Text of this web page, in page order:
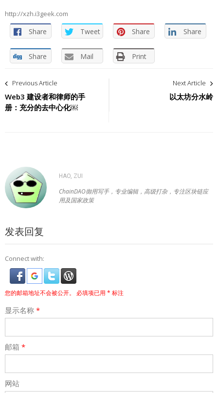
http://xzh.i3geek.com
Share Tweet Share Share
Share Mail Print
文
章
导
Previous Article
Web3 建设者和律师的手
册：充分的去中心化￼
Next Article
以太坊分水岭
HAO, ZUI
ChainDAO御用写手，专业编辑，高级打杂，专注区块链应
用及国家政策
发表回复
Connect with:
您的邮箱地址不会被公开。 必填项已用 * 标注
显示名称 *
邮箱 *
网站